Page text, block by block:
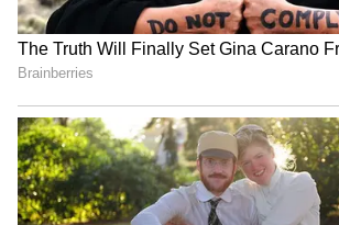
Image Credit : Instagram
చరణ్ కి బుమ్రా కౌంటర్..?
అయితే... చరణ్.. బుమ్రాని ఫుట్ బాల్